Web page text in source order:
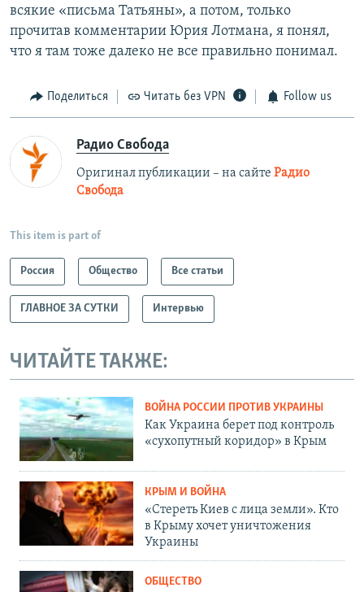
всякие «письма Татьяны», а потом, только
прочитав комментарии Юрия Лотмана, я понял,
что я там тоже далеко не все правильно понимал.
Поделиться Читать без VPN Follow us
Радио Свобода
Оригинал публикации – на сайте Радио
Свобода
This item is part of
Россия Общество Все статьи
ГЛАВНОЕ ЗА СУТКИ Интервью
ЧИТАЙТЕ ТАКЖЕ:
ВОЙНА РОССИИ ПРОТИВ УКРАИНЫ
Как Украина берет под контроль
«сухопутный коридор» в Крым
КРЫМ И ВОЙНА
«Стереть Киев с лица земли». Кто
в Крыму хочет уничтожения
Украины
ОБЩЕСТВО